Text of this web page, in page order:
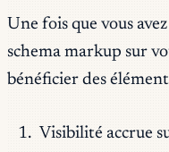
Une fois que vous
schema markup sur
bénéficier des
Visibilité accrue